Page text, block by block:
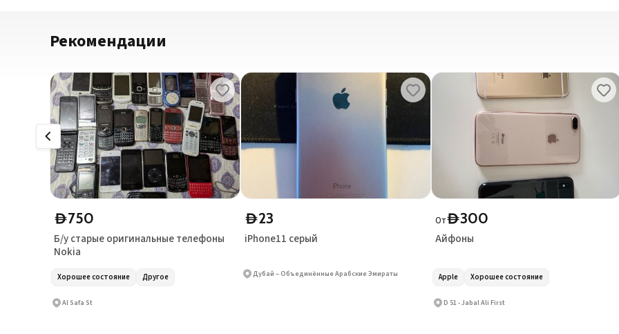
Рекомендации
D750
Б/у старые оригинальные телефоны
Nokia
Хорошее состояние Другое
Al Safa St
D23
iPhone11 серый
Дубай – Объединённые Арабские Эмираты
ОтD300
Айфоны
Apple Хорошее состояние
D 51 - Jabal Ali First